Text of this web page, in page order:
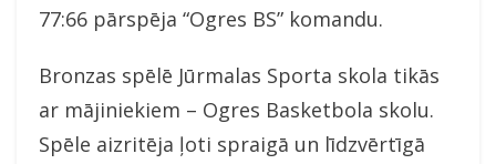
77:66 pārspēja “Ogres BS” komandu.
Bronzas spēlē Jūrmalas Sporta skola tikās
ar mājiniekiem – Ogres Basketbola skolu.
Spēle aizritēja ļoti spraigā un līdzvērtīgā